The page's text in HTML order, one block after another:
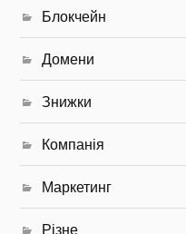
Блокчейн
Домени
Знижки
Компанія
Маркетинг
Різне